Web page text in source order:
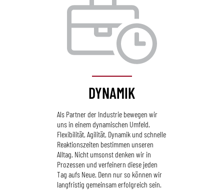
DYNAMIK
Als Partner der Industrie bewegen wir
uns in einem dynamischen Umfeld.
Flexibilität, Agilität, Dynamik und schnelle
Reaktionszeiten bestimmen unseren
Alltag. Nicht umsonst denken wir in
Prozessen und verfeinern diese jeden
Tag aufs Neue. Denn nur so können wir
langfristig gemeinsam erfolgreich sein.